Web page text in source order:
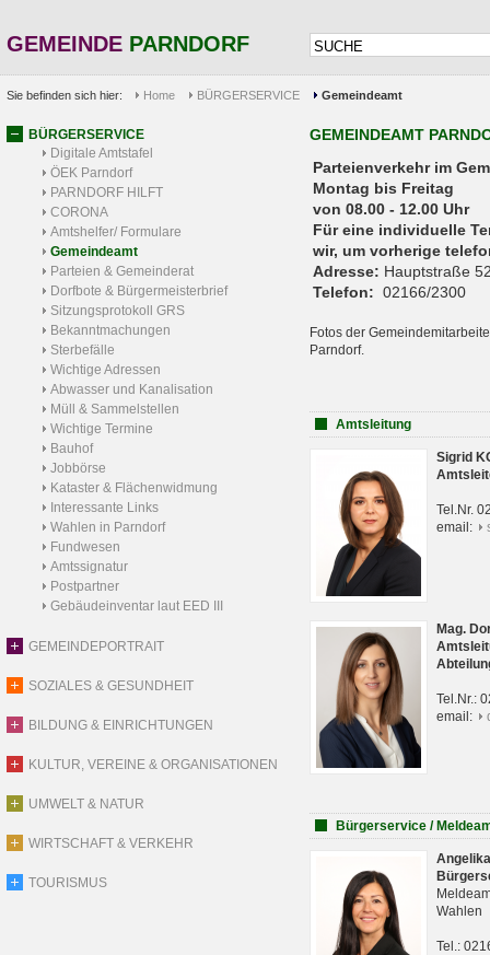
GEMEINDE PARNDORF
Sie befinden sich hier: Home BÜRGERSERVICE Gemeindeamt
BÜRGERSERVICE
Digitale Amtstafel
ÖEK Parndorf
PARNDORF HILFT
CORONA
Amtshelfer/ Formulare
Gemeindeamt
Parteien & Gemeinderat
Dorfbote & Bürgermeisterbrief
Sitzungsprotokoll GRS
Bekanntmachungen
Sterbefälle
Wichtige Adressen
Abwasser und Kanalisation
Müll & Sammelstellen
Wichtige Termine
Bauhof
Jobbörse
Kataster & Flächenwidmung
Interessante Links
Wahlen in Parndorf
Fundwesen
Amtssignatur
Postpartner
Gebäudeinventar laut EED III
GEMEINDEPORTRAIT
SOZIALES & GESUNDHEIT
BILDUNG & EINRICHTUNGEN
KULTUR, VEREINE & ORGANISATIONEN
UMWELT & NATUR
WIRTSCHAFT & VERKEHR
TOURISMUS
GEMEINDEAMT
Parteienverkehr
Montag bis Freitag
von 08.00 - 12.00 Uhr
Für eine individuelle
wir, um vorherige
Adresse: Hauptstraße
Telefon: 02166/2300
Fotos der
Parndorf.
Amtsleitung
Sigrid
Tel.Nr.
email:
Mag.
Tel.Nr.:
email:
Bürgerservice /
Wahlen
Tel.: